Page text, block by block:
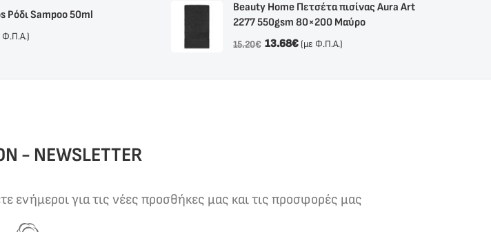
Ρόδι Sampoo 50ml
Φ.Π.Α.)
Beauty Home Πετσέτα πισίνας Aura Art
2277 550gsm 80×200 Μαύρο
15.20€ 13.68€ (με Φ.Π.Α.)
- NEWSLETTER
ενήμεροι για τις νέες προσθήκες μας και τις προσφορές μας